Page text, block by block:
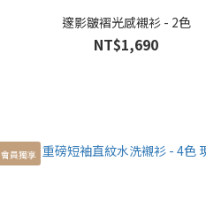
邃影皺褶光感襯衫 - 2色
NT$1,690
會員獨享